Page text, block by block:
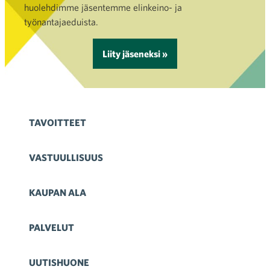
huolehdimme jäsentemme elinkeino- ja
työnantajaeduista.
Liity jäseneksi »
TAVOITTEET
VASTUULLISUUS
KAUPAN ALA
PALVELUT
UUTISHUONE